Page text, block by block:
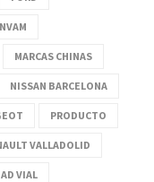
MARCAS CHINAS
NISSAN BARCELONA
PRODUCTO
VALLADOLID
VIAL